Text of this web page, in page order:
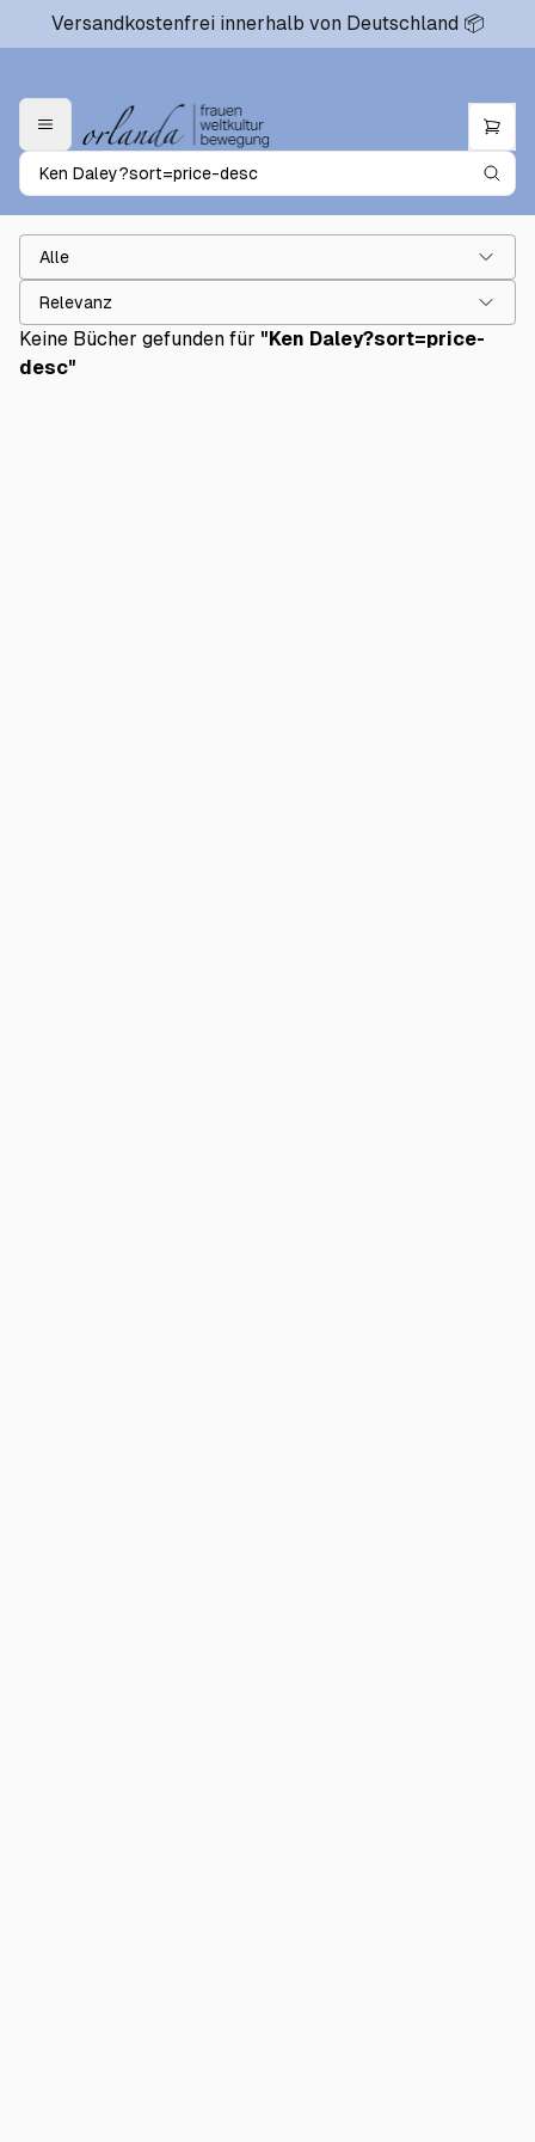
Versandkostenfrei innerhalb von Deutschland 📦
Alle
Keine Bücher gefunden für "Ken Daley?sort=price-
desc"
Relevanz